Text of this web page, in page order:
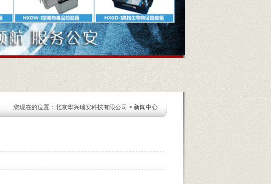
您现在的位置： 北京华兴瑞安科技有限公司 > 新闻中心